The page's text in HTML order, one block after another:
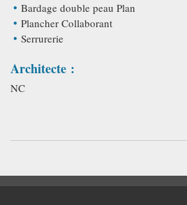
Bardage double peau Plan
Plancher Collaborant
Serrurerie
Architecte :
NC